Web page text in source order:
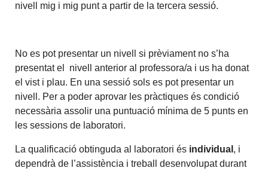
nivell mig i mig punt a partir de la tercera sessió.
No es pot presentar un nivell si prèviament no s’ha
presentat el nivell anterior al professora/a i us ha donat
el vist i plau. En una sessió sols es pot presentar un
nivell. Per a poder aprovar les pràctiques és condició
necessària assolir una puntuació mínima de 5 punts en
les sessions de laboratori.
La qualificació obtinguda al laboratori és individual , i
dependrà de l’assistència i treball desenvolupat durant